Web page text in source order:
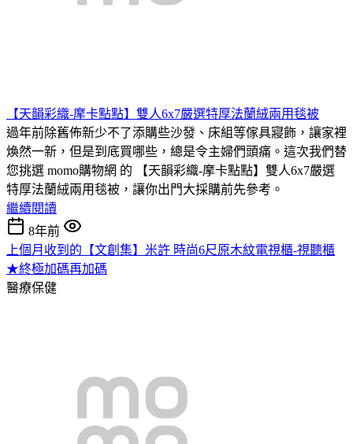
【天韻彩織-摩卡點點】雙人6x7嚴選特厚法蘭絨兩用毯被
過年前除舊佈新少不了添購些沙發、床組等傢具寢飾，讓家裡
煥然一新，但是到底買哪些，總是令主婦們頭痛。這次我們替
您挑選 momo購物網 的 【天韻彩織-摩卡點點】雙人6x7嚴選
特厚法蘭絨兩用毯被，讓你出門大採購前先參考。
繼續閱讀
8年前
上個月收到的【文創集】米許 時尚6尺原木紋電視櫃-視聽櫃
★終極加碼再加碼
醫療保健